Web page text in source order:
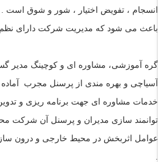
انسجام ، تفويض اختيار ، شور و شوق است .
باعث می شود که مديريت شرکت دارای
گره آموزشی، مشاوره ای و کوچینگ مدیر
آسياچی و بهره مندی از پرسنل مجرب آماده
خدمات مشاوره ای جهت برنامه ريزی و
توانمند سازی مديران و پرسنل آن شرکت
عوامل اثربخش در محيط خارجی و درون
.